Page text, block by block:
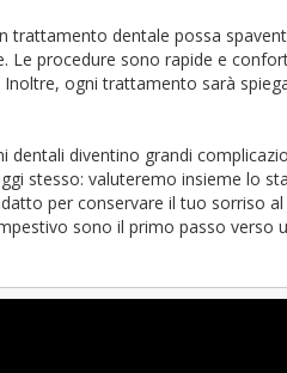
trattamento dentale possa
Le procedure sono rapide e
ogni trattamento sarà
dentali diventino grandi
stesso: valuteremo insieme lo
per conservare il tuo sorriso al
sono il primo passo verso